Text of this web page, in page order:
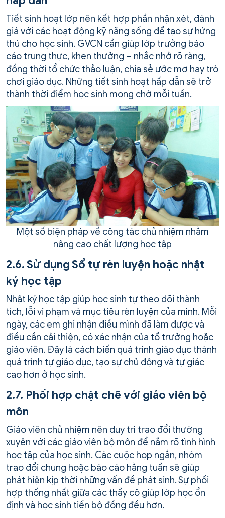
Tiết sinh hoạt lớp nên kết hợp phần nhận xét, đánh
giá với các hoạt động kỹ năng sống để tạo sự hứng
thú cho học sinh. GVCN cần giúp lớp trưởng báo
cáo trung thực, khen thưởng – nhắc nhở rõ ràng,
đồng thời tổ chức thảo luận, chia sẻ ước mơ hay trò
chơi giáo dục. Những tiết sinh hoạt hấp dẫn sẽ trở
thành thời điểm học sinh mong chờ mỗi tuần.
Một số biện pháp về công tác chủ nhiệm nhằm
nâng cao chất lượng học tập
2.6. Sử dụng Sổ tự rèn luyện hoặc nhật
ký học tập
Nhật ký học tập giúp học sinh tự theo dõi thành
tích, lỗi vi phạm và mục tiêu rèn luyện của mình. Mỗi
ngày, các em ghi nhận điều mình đã làm được và
điều cần cải thiện, có xác nhận của tổ trưởng hoặc
giáo viên. Đây là cách biến quá trình giáo dục thành
quá trình tự giáo dục, tạo sự chủ động và tự giác
cao hơn ở học sinh.
2.7. Phối hợp chặt chẽ với giáo viên bộ
môn
Giáo viên chủ nhiệm nên duy trì trao đổi thường
xuyên với các giáo viên bộ môn để nắm rõ tình hình
học tập của học sinh. Các cuộc họp ngắn, nhóm
trao đổi chung hoặc báo cáo hằng tuần sẽ giúp
phát hiện kịp thời những vấn đề phát sinh. Sự phối
hợp thống nhất giữa các thầy cô giúp lớp học ổn
định và học sinh tiến bộ đồng đều hơn.